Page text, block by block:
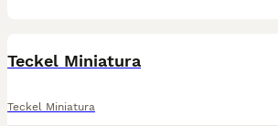
Teckel Miniatura
Teckel Miniatura